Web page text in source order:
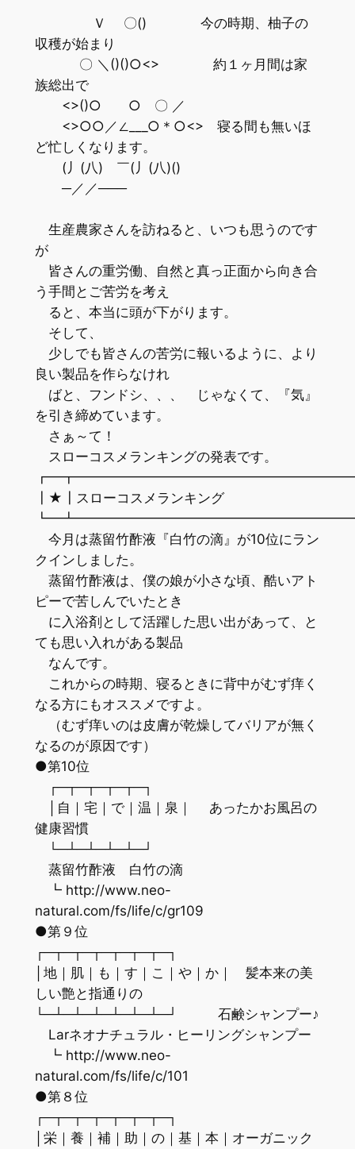
Ｖ 〇() 今の時期、柚子の
収穫が始まり
〇 ＼()()○<> 約１ヶ月間は家
族総出で
<>()○ ○ 〇 ／
<>○○／∠___○＊○<> 寝る間も無いほ
ど忙しくなります。
(丿(八) ￣(丿(八)()
─／／───
生産農家さんを訪ねると、いつも思うのです
が
皆さんの重労働、自然と真っ正面から向き合
う手間とご苦労を考え
ると、本当に頭が下がります。
そして、
少しでも皆さんの苦労に報いるように、より
良い製品を作らなけれ
ばと、フンドシ、、、 じゃなくて、『気』
を引き締めています。
さぁ～て！
スローコスメランキングの発表です。
┃★┃スローコスメランキング
今月は蒸留竹酢液『白竹の滴』が10位にラン
クインしました。
蒸留竹酢液は、僕の娘が小さな頃、酷いアト
ピーで苦しんでいたとき
に入浴剤として活躍した思い出があって、と
ても思い入れがある製品
なんです。
これからの時期、寝るときに背中がむず痒く
なる方にもオススメですよ。
（むず痒いのは皮膚が乾燥してバリアが無く
なるのが原因です）
●第10位
┌─┬─┬─┬─┬─┐
│自｜宅｜で｜温｜泉｜ あったかお風呂の
健康習慣
└─┴─┴─┴─┴─┘
蒸留竹酢液 白竹の滴
┗ http://www.neo-
natural.com/fs/life/c/gr109
●第９位
┌─┬─┬─┬─┬─┬─┬─┐
│地｜肌｜も｜す｜こ｜や｜か｜ 髪本来の美
しい艶と指通りの
└─┴─┴─┴─┴─┴─┴─┘ 石鹸シャンプー♪
Larネオナチュラル・ヒーリングシャンプー
┗ http://www.neo-
natural.com/fs/life/c/101
●第８位
┌─┬─┬─┬─┬─┬─┬─┐
│栄｜養｜補｜助｜の｜基｜本｜オーガニック